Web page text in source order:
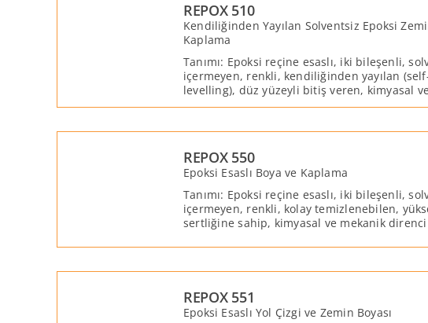
REPOX 510
Kendiliğinden Yayılan Solventsiz Epoksi
Kaplama
Tanımı: Epoksi reçine esaslı, iki bileşenli,
içermeyen, renkli, kendiliğinden yayılan
levelling), düz yüzeyli bitiş veren, kimyasal ve
mekanik dayanıma sahip zemin kaplama
REPOX 550
Epoksi Esaslı Boya ve Kaplama
Tanımı: Epoksi reçine esaslı, iki bileşenli,
içermeyen, renkli, kolay temizlenebilen,
sertliğine sahip, kimyasal ve mekanik
REPOX 551
Epoksi Esaslı Yol Çizgi ve Zemin Boyası